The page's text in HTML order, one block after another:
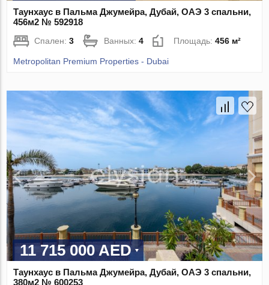
Таунхаус в Пальма Джумейра, Дубай, ОАЭ 3 спальни,
456м2 № 592918
Спален:3 Ванных:4 Площадь:456 м²
Metropolitan Premium Properties - Dubai
11 715 000 AED
Таунхаус в Пальма Джумейра, Дубай, ОАЭ 3 спальни,
380м2 № 600253